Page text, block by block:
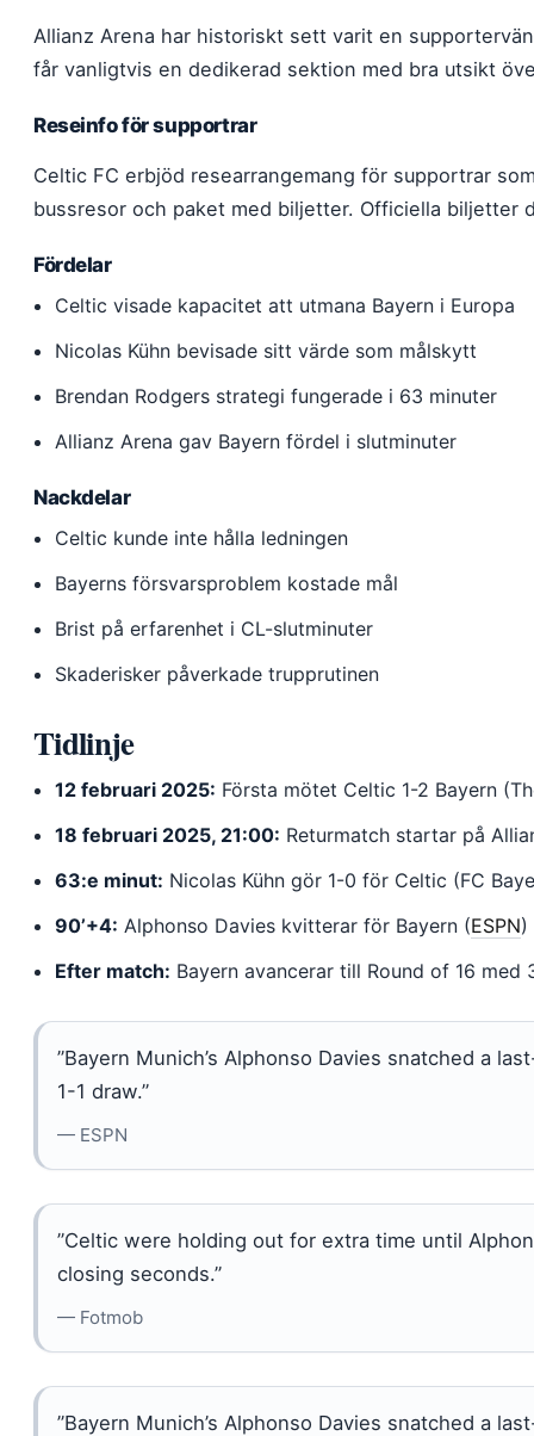
Allianz Arena har historiskt sett varit en
får vanligtvis en dedikerad sektion med bra utsikt
Reseinfo för supportrar
Celtic FC erbjöd researrangemang för supportrar
bussresor och paket med biljetter. Officiella biljetter
Fördelar
Celtic visade kapacitet att utmana Bayern i Europa
Nicolas Kühn bevisade sitt värde som målskytt
Brendan Rodgers strategi fungerade i 63 minuter
Allianz Arena gav Bayern fördel i slutminuter
Nackdelar
Celtic kunde inte hålla ledningen
Bayerns försvarsproblem kostade mål
Brist på erfarenhet i CL-slutminuter
Skaderisker påverkade trupprutinen
Tidlinje
12 februari 2025: Första mötet Celtic 1-2 Bayern
18 februari 2025, 21:00: Returmatch startar på
63:e minut: Nicolas Kühn gör 1-0 för Celtic (FC
90’+4: Alphonso Davies kvitterar för Bayern (ESPN)
Efter match: Bayern avancerar till Round of 16 med
”Bayern Munich’s Alphonso Davies snatched a
1-1 draw.”
— ESPN
”Celtic were holding out for extra time until
closing seconds.”
— Fotmob
”Bayern Munich’s Alphonso Davies snatched a